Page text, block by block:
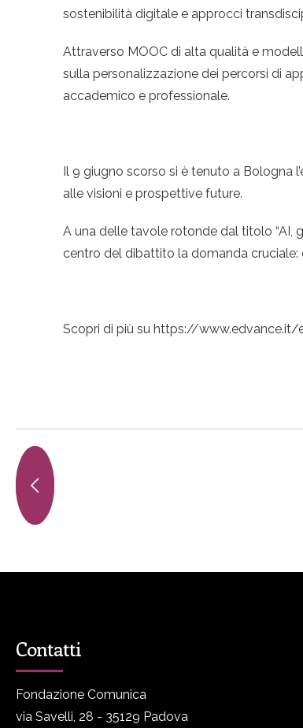
sostenibilità digitale e approcci
Attraverso MOOC di alta qualità e
sulla personalizzazione dei percorsi di
accademico e professionale.
Il 9 giugno scorso si è tenuto a Bologna
alle visioni e prospettive future.
A una delle tavole rotonde dal titolo “AI,
centro del dibattito la domanda cruciale:
Scopri di più su https://
Contatti
Fondazione Comunica
via Savelli, 28 - 35129 Padova